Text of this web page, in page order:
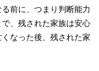
前に、つまり判断能力
、残された家族は安心
なった後、残された家